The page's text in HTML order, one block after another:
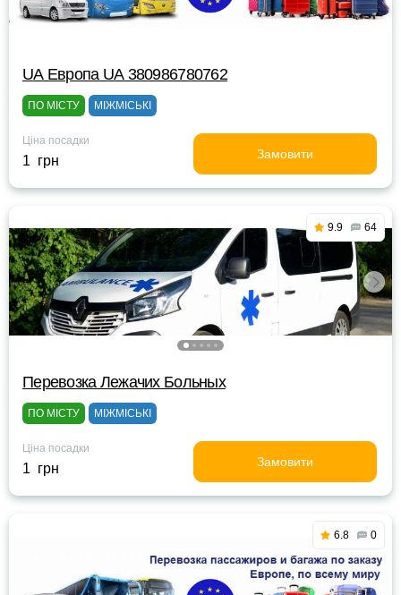
UА Европа UА 380986780762
ПО МІСТУ МІЖМІСЬКІ
Ціна посадки
1 грн Замовити
9.9 64
Перевозка Лежачих Больных
ПО МІСТУ МІЖМІСЬКІ
Ціна посадки
1 грн Замовити
6.8 0